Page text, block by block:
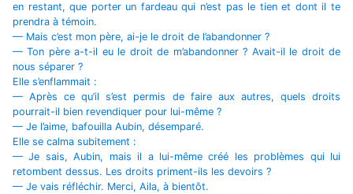
en restant, que porter un fardeau qui n’est pas le tien et dont il te
prendra à témoin.
— Mais c’est mon père, ai-je le droit de l’abandonner ?
— Ton père a-t-il eu le droit de m’abandonner ? Avait-il le droit de
nous séparer ?
Elle s’enflammait :
— Après ce qu’il s’est permis de faire aux autres, quels droits
pourrait-il bien revendiquer pour lui-même ?
— Je l’aime, bafouilla Aubin, désemparé.
Elle se calma subitement :
— Je sais, Aubin, mais il a lui-même créé les problèmes qui lui
retombent dessus. Les droits priment-ils les devoirs ?
— Je vais réfléchir. Merci, Aila, à bientôt.